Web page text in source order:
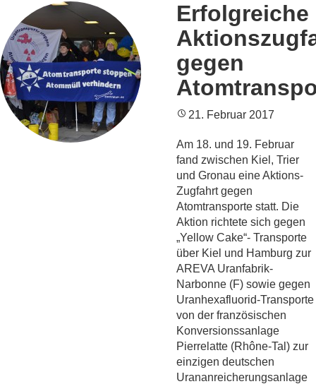
Erfolgreiche
gegen
21. Februar 2017
Am 18. und 19. Februar
fand zwischen Kiel, Trier
und Gronau eine Aktions-
Zugfahrt gegen
Atomtransporte statt. Die
Aktion richtete sich gegen
„Yellow Cake“- Transporte
über Kiel und Hamburg zur
AREVA Uranfabrik-
Narbonne (F) sowie gegen
Uranhexafluorid-Transporte
von der französischen
Konversionssanlage
Pierrelatte (Rhône-Tal) zur
einzigen deutschen
Urananreicherungsanlage